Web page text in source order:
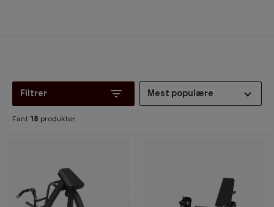
Filtrer Mest populære
Fant 18 produkter